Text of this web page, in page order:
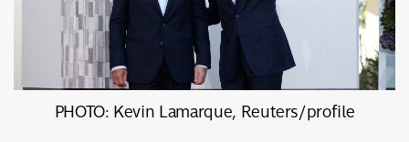
PHOTO: Kevin Lamarque, Reuters/profile